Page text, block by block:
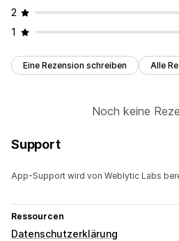
2
1
Eine Rezension schreiben Alle
Noch keine
Support
App-Support wird von Weblytic Labs
Ressourcen
Datenschutzerklärung